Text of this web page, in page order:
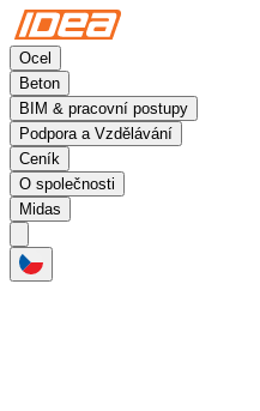
Ocel
Beton
BIM & pracovní postupy
Podpora a Vzdělávání
Ceník
O společnosti
Midas